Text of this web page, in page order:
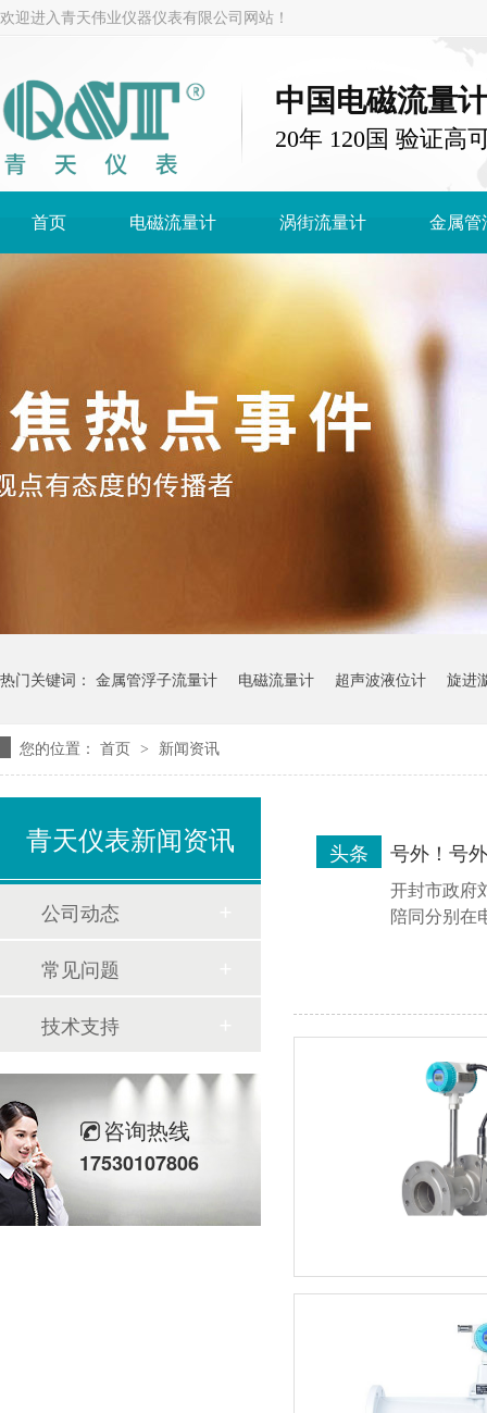
欢迎进入青天伟业仪器仪表有限公司网站！
中国电磁流量
20年 120国 验证高
首页 电磁流量计 涡街流量计 金属管
热门关键词： 金属管浮子流量计 电磁流量计 超声波液位计 旋进
您的位置： 首页 > 新闻资讯
号外！号
头条
开封市政府
陪同分别在
青天仪表新闻资讯
公司动态
常见问题
技术支持
咨询热线
17530107806